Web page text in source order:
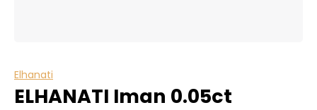
Elhanati
ELHANATI Iman 0.05ct